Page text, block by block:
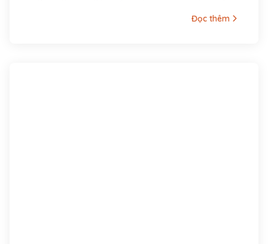
Đọc thêm